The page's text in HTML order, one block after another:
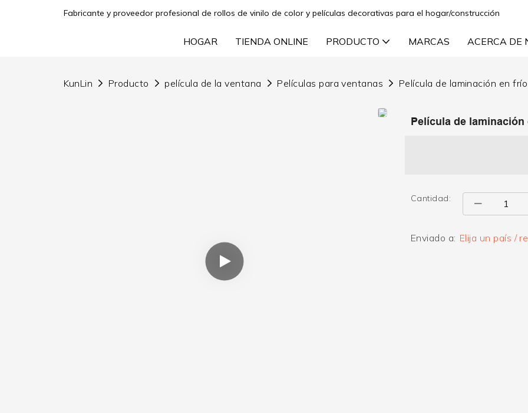
Fabricante y proveedor profesional de rollos de vinilo de color y películas decorativas para el hogar/construcción
HOGAR TIENDA ONLINE PRODUCTO MARCAS ACERCA DE
KunLin Producto película de la ventana Películas para ventanas Película de laminación en
Película de
Cantidad:
Enviado a: Elija un país /